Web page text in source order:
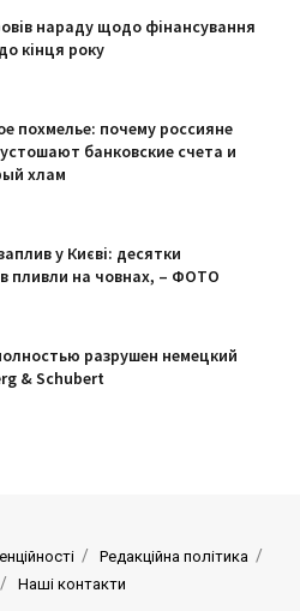
нараду щодо фінансування
кінця року
похмелье: почему россияне
банковские счета и
хлам
у Києві: десятки
пливли на човнах, – ФОТО
разрушен немецкий
& Schubert
Редакційна політика
Наші контакти